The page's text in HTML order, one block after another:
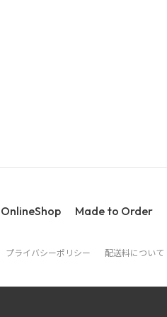
OnlineShop Made to Order
プライバシーポリシー 配送料について